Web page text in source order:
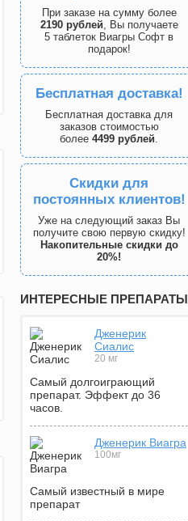
При заказе на сумму более
2190 рублей, Вы получаете
5 таблеток Виагры Софт в
подарок!
Бесплатная доставка!
Бесплатная доставка для
заказов стоимостью
более 4499 рублей.
Скидки для
постоянных клиентов!
Уже на следующий заказ Вы
получите свою первую скидку!
Накопительные скидки до
20%!
ИНТЕРЕСНЫЕ ПРЕПАРАТЫ
Дженерик
Сиалис
20 мг
Самый долгоиграющий
препарат. Эффект до 36
часов.
Дженерик Виагра
100мг
Самый известный в мире
препарат